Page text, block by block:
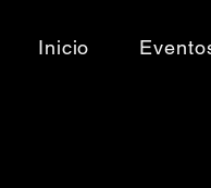
Inicio